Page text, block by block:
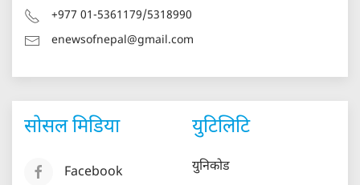
+977 01-5361179/5318990
enewsofnepal@gmail.com
सोसल मिडिया
Facebook
युटिलिटि
युनिकोड